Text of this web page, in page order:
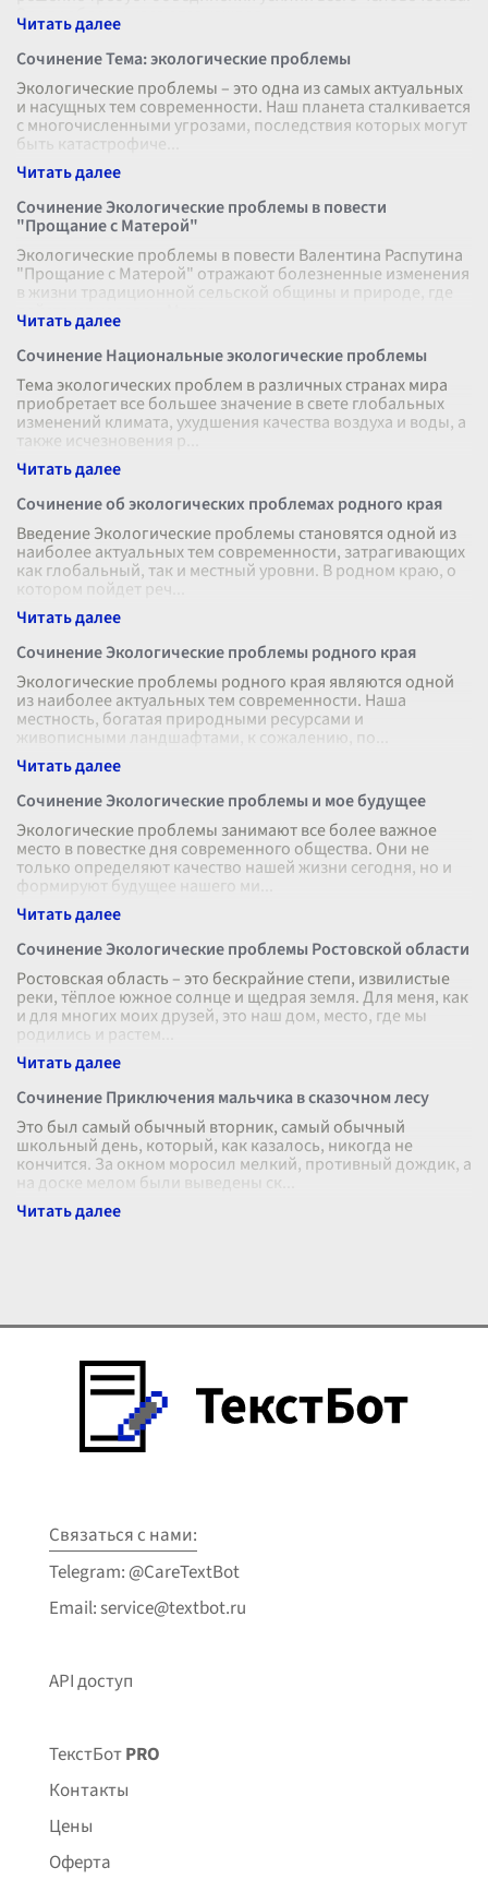
Эти проблемы касаются каждог
Сочинение Тема: экологические проблемы
Экологические проблемы – это одна из самых актуальных
и насущных тем современности. Наш планета сталкивается
с многочисленными угрозами, последствия которых могут
быть катастрофиче
Сочинение Экологические проблемы в повести
"Прощание с Матерой"
Экологические проблемы в повести Валентина Распутина
"Прощание с Матерой" отражают болезненные изменения
в жизни традиционной сельской общины и природе, где
действует человек. Мате
Сочинение Национальные экологические проблемы
Тема экологических проблем в различных странах мира
приобретает все большее значение в свете глобальных
изменений климата, ухудшения качества воздуха и воды, а
также исчезновения р
Сочинение об экологических проблемах родного края
Введение Экологические проблемы становятся одной из
наиболее актуальных тем современности, затрагивающих
как глобальный, так и местный уровни. В родном краю, о
котором пойдет реч
Сочинение Экологические проблемы родного края
Экологические проблемы родного края являются одной
из наиболее актуальных тем современности. Наша
местность, богатая природными ресурсами и
живописными ландшафтами, к сожалению, по
Сочинение Экологические проблемы и мое будущее
Экологические проблемы занимают все более важное
место в повестке дня современного общества. Они не
только определяют качество нашей жизни сегодня, но и
формируют будущее нашего ми
Сочинение Экологические проблемы Ростовской области
Ростовская область – это бескрайние степи, извилистые
реки, тёплое южное солнце и щедрая земля. Для меня, как
и для многих моих друзей, это наш дом, место, где мы
родились и растем
Сочинение Приключения мальчика в сказочном лесу
Это был самый обычный вторник, самый обычный
школьный день, который, как казалось, никогда не
кончится. За окном моросил мелкий, противный дождик, а
на доске мелом были выведены ск
Связаться с нами:
Telegram: @CareTextBot
Email: service@textbot.ru
API доступ
ТекстБотPRO
Контакты
Цены
Оферта